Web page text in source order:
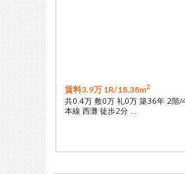
賃料3.9万 1R/18.38m2
共0.4万 敷0万 礼0万 築36年 2階/
本線 西灘 徒歩2分 …